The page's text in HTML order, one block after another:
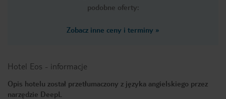
podobne oferty:
Zobacz inne ceny i terminy »
Hotel Eos - informacje
Opis hotelu został przetłumaczony z języka angielskiego przez
narzędzie DeepL